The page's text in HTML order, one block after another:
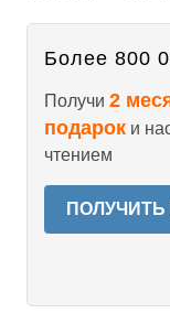
Более 800
Получи 2
подарок и
чтением